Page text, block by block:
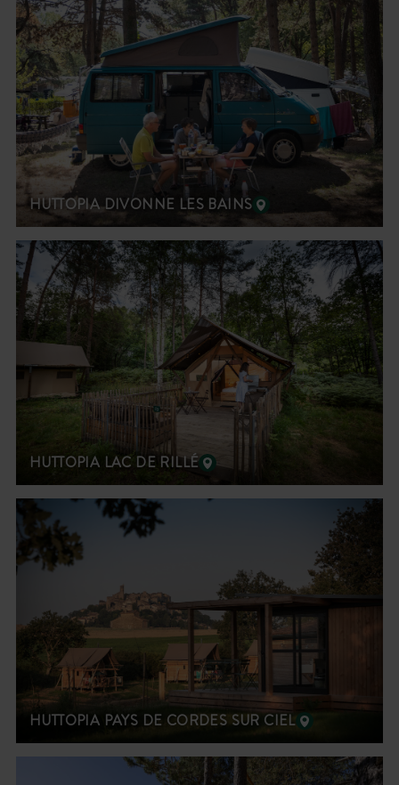
HUTTOPIA DIVONNE LES BAINS
HUTTOPIA LAC DE RILLÉ
HUTTOPIA PAYS DE CORDES SUR CIEL